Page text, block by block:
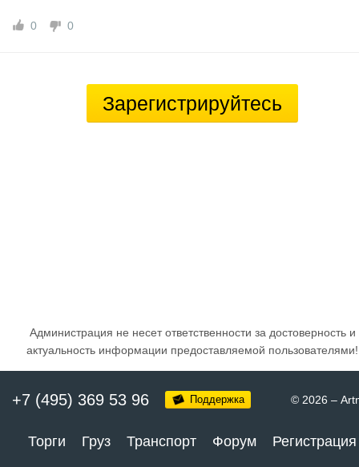
0 0
Зарегистрируйтесь
Администрация не несет ответственности за достоверность и
актуальность информации предоставляемой пользователями!
+7 (495) 369 53 96 Поддержка © 2026 –
Торги Груз Транспорт Форум Регистрация